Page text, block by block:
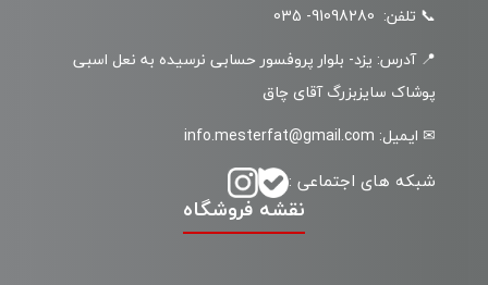
📞 تلفن: 91098280- 035
📍 آدرس: یزد- بلوار پروفسور حسابی نرسیده به نعل اسبی
پوشاک سایزبزرگ آقای چاق
✉ ایمیل: info.mesterfat@gmail.com
شبکه های اجتماعی :
نقشه فروشگاه